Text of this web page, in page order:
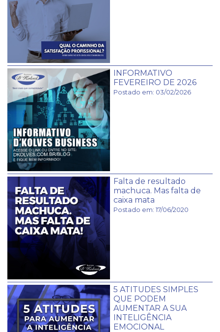
INFORMATIVO
FEVEREIRO DE 2026
Postado em: 03/02/2026
Falta de resultado
machuca. Mas falta de
caixa mata
Postado em: 17/06/2020
5 ATITUDES SIMPLES
QUE PODEM
AUMENTAR A SUA
INTELIGÊNCIA
EMOCIONAL